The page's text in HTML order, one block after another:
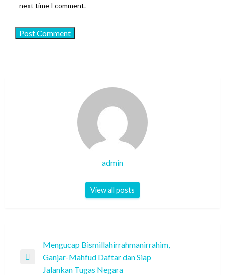
next time I comment.
admin
View all posts
navigation
Previous
Mengucap Bismillahirrahmanirrahim,
Ganjar-Mahfud Daftar dan Siap
Jalankan Tugas Negara